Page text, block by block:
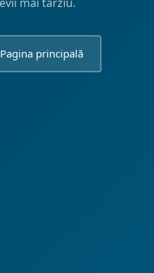
Pagina principală